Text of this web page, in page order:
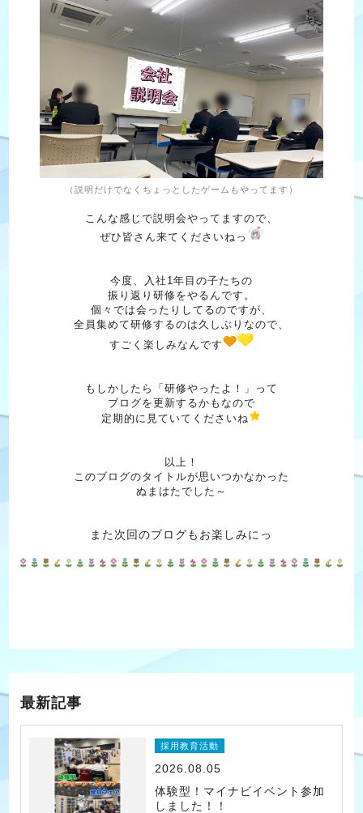
（説明だけでなくちょっとしたゲームも やってます）
こんな感じで説明会やってますので、
ぜひ皆さん来てくださいねっ
今度、入社1年目の子たちの
振り返り研修をやるんです。
個々では会ったりしてるのですが、
全員集めて研修するのは 久しぶりなので、
すごく楽しみなんです
もしかしたら「研修やったよ！」って
ブログを更新するかもなので
定期的に見ていてくださいね
以上！
このブログのタイトルが思いつかなかった
ぬまはたでした～
また次回のブログもお楽しみにっ
最新記事
採用教育活動
2026.08.05
体験型！マイナビイベント参加
しました！！